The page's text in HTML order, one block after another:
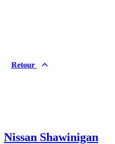
Retour
Nissan Shawinigan